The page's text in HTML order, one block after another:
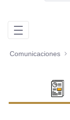
Comunicaciones